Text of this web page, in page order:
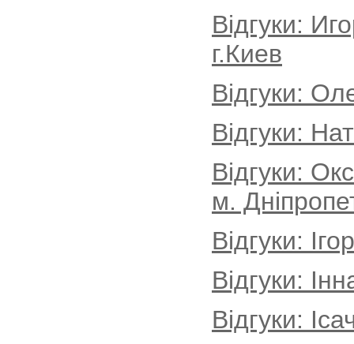
Відгуки:
г.Киев
Відгуки:
Відгуки:
Відгуки:
м.
Відгуки:
Відгуки:
Відгуки: